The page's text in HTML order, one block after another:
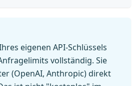
eigenen API-Schlüssels
vollständig. Sie
(OpenAI, Anthropic) direkt